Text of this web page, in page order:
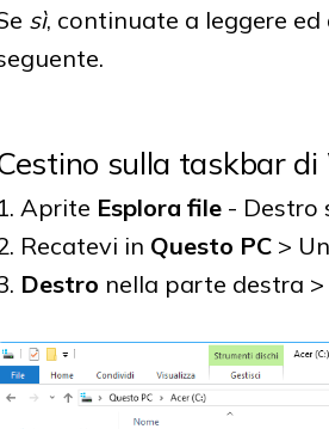
sì, continuate a leggere
sulla taskbar
1. Aprite Esplora file - Destro
Recatevi in Questo PC >
Destro nella parte destra >